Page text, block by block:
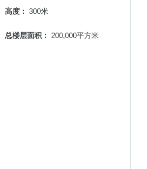
高度： 300米
总楼层面积： 200,000平方米